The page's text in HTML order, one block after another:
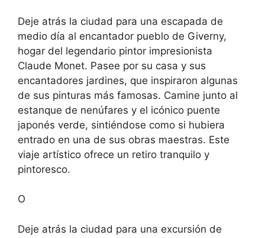
Deje atrás la ciudad para una escapada de
medio día al encantador pueblo de Giverny,
hogar del legendario pintor impresionista
Claude Monet. Pasee por su casa y sus
encantadores jardines, que inspiraron algunas
de sus pinturas más famosas. Camine junto al
estanque de nenúfares y el icónico puente
japonés verde, sintiéndose como si hubiera
entrado en una de sus obras maestras. Este
viaje artístico ofrece un retiro tranquilo y
pintoresco.
O
Deje atrás la ciudad para una excursión de